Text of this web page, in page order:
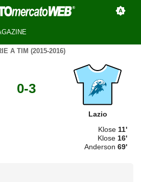
A TIM (2015-2016)
0-3
Lazio
Klose 11'
Klose 16'
Anderson 69'